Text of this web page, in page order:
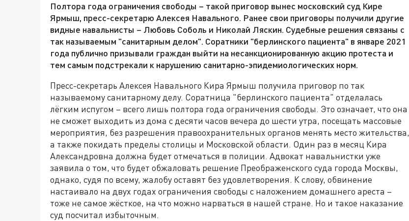
Полтора года ограничения свободы – такой приговор вынес московский суд Кире
Ярмыш, пресс-секретарю Алексея Навального. Ранее свои приговоры получили другие
видные навальнисты – Любовь Соболь и Николай Ляскин. Судебные решения связаны с
так называемым "санитарным делом". Соратники "берлинского пациента" в январе 2021
года публично призывали граждан выйти на несанкционированную акцию протеста и
тем самым подстрекали к нарушению санитарно-эпидемиологических норм.
Пресс-секретарь Алексея Навального Кира Ярмыш получила приговор по так
называемому санитарному делу. Соратница "берлинского пациента" отделалась
лёгким испугом – всего лишь полтора года ограничения свободы. Это означает, что она
не сможет выходить из дома с десяти часов вечера до шести утра, посещать массовые
мероприятия, без разрешения правоохранительных органов менять место жительства,
а также покидать пределы столицы и Московской области. Один раз в месяц Кира
Александровна должна будет отмечаться в полиции. Адвокат навальнистки уже
заявила о том, что будет обжаловать решение Преображенского суда города Москвы,
однако, судя по всему, жалобу оставят без удовлетворения. К слову, обвинение
настаивало на двух годах ограничения свободы с наложением домашнего ареста –
тоже не самое жёсткое, на что можно нарваться в нашей стране. Но и такое наказание
суд посчитал избыточным.